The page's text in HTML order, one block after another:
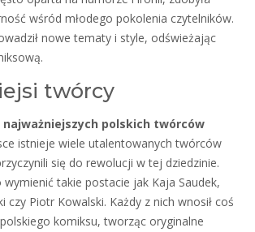
wśród młodego pokolenia czytelników.
nowe tematy i style, odświeżając
twórcy
polskich twórców
istnieje wiele utalentowanych twórców
się do rewolucji w tej dziedzinie.
takie postacie jak Kaja Saudek,
czy Piotr Kowalski. Każdy z nich wnosił coś
komiksu, tworząc oryginalne